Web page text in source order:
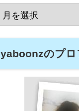
yaboonzのプロ